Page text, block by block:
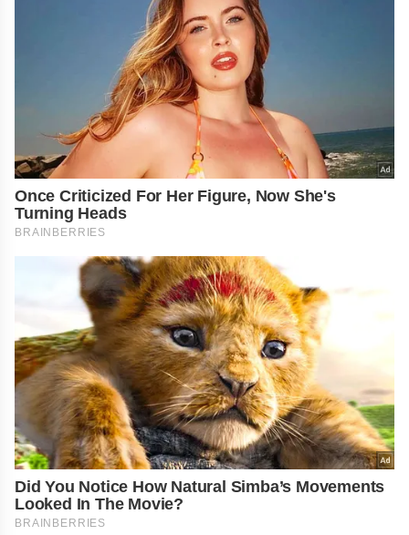
Once Criticized For Her Figure, Now She's
Turning Heads
BRAINBERRIES
Did You Notice How Natural Simba’s Movements
Looked In The Movie?
BRAINBERRIES